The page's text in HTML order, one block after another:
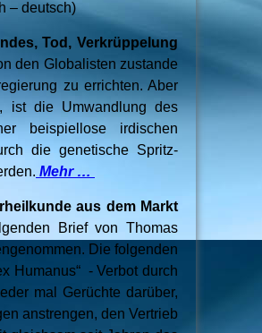
– deutsch)
Tod, Verkrüppelung
den Globalisten zustande
zu errichten. Aber
ist die Umwandlung des
beispiellose irdischen
die genetische Spritz-
Mehr …
aus dem Markt
Brief von Thomas
Die folgenden
Humanus“ - Verbot durch
mal Gerüchte darüber,
anstrengen, den Vertrieb